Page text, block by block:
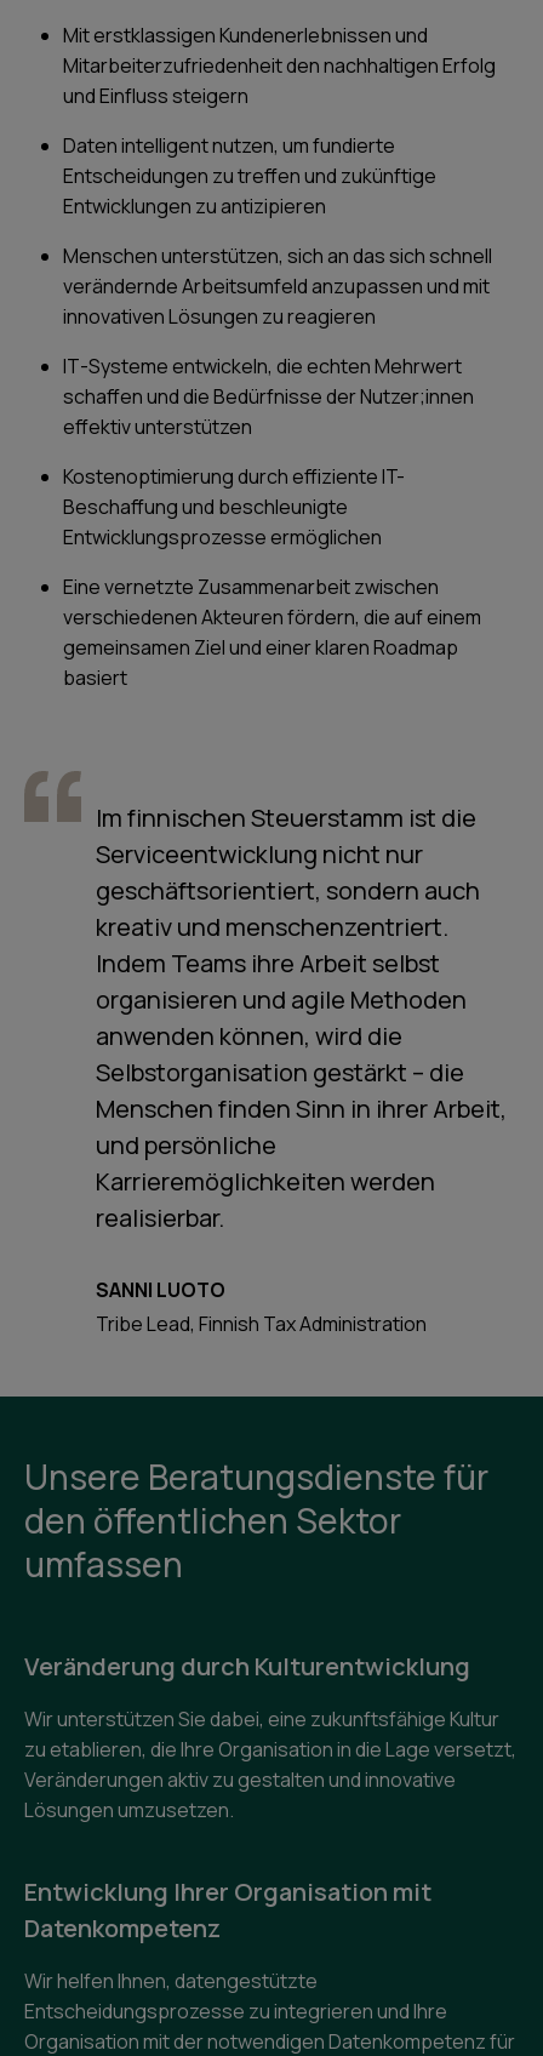
Mit erstklassigen Kundenerlebnissen und
Mitarbeiterzufriedenheit den nachhaltigen Erfolg
und Einfluss steigern
Daten intelligent nutzen, um fundierte
Entscheidungen zu treffen und zukünftige
Entwicklungen zu antizipieren
Menschen unterstützen, sich an das sich schnell
verändernde Arbeitsumfeld anzupassen und mit
innovativen Lösungen zu reagieren
IT-Systeme entwickeln, die echten Mehrwert
schaffen und die Bedürfnisse der Nutzer;innen
effektiv unterstützen
Kostenoptimierung durch effiziente IT-
Beschaffung und beschleunigte
Entwicklungsprozesse ermöglichen
Eine vernetzte Zusammenarbeit zwischen
verschiedenen Akteuren fördern, die auf einem
gemeinsamen Ziel und einer klaren Roadmap
basiert
Im finnischen Steuerstamm ist die
Serviceentwicklung nicht nur
geschäftsorientiert, sondern auch
kreativ und menschenzentriert.
Indem Teams ihre Arbeit selbst
organisieren und agile Methoden
anwenden können, wird die
Selbstorganisation gestärkt – die
Menschen finden Sinn in ihrer Arbeit,
und persönliche
Karrieremöglichkeiten werden
realisierbar.
SANNI LUOTO
Tribe Lead, Finnish Tax Administration
Unsere Beratungsdienste für
den öffentlichen Sektor
umfassen
Veränderung durch Kulturentwicklung
Wir unterstützen Sie dabei, eine zukunftsfähige Kultur
zu etablieren, die Ihre Organisation in die Lage versetzt,
Veränderungen aktiv zu gestalten und innovative
Lösungen umzusetzen.
Entwicklung Ihrer Organisation mit
Datenkompetenz
Wir helfen Ihnen, datengestützte
Entscheidungsprozesse zu integrieren und Ihre
Organisation mit der notwendigen Datenkompetenz für